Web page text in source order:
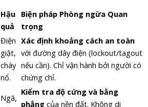
Hậu
quả
Biện pháp Phòng ngừa Quan
trọng
Điện
giật,
cháy
nổ.
Xác định khoảng cách an toàn
với đường dây điện (lockout/tagout
nếu cần). Chỉ vận hành bởi người có
chứng chỉ.
Ngã,
Kiểm tra độ cứng và bằng
phẳng của nền đất. Không di